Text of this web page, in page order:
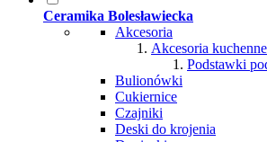
Ceramika Bolesławiecka
Akcesoria
Akcesoria kuchenne
Podstawki
Bulionówki
Cukiernice
Czajniki
Deski do krojenia